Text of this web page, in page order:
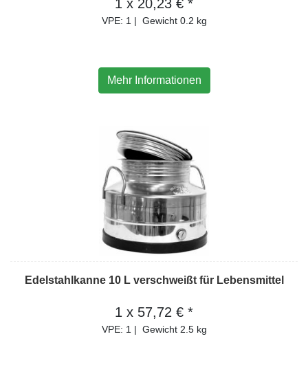
1 x 20,23 € *
VPE: 1| Gewicht 0.2 kg
Mehr Informationen
Edelstahlkanne 10 L verschweißt für Lebensmittel
1 x 57,72 € *
VPE: 1| Gewicht 2.5 kg